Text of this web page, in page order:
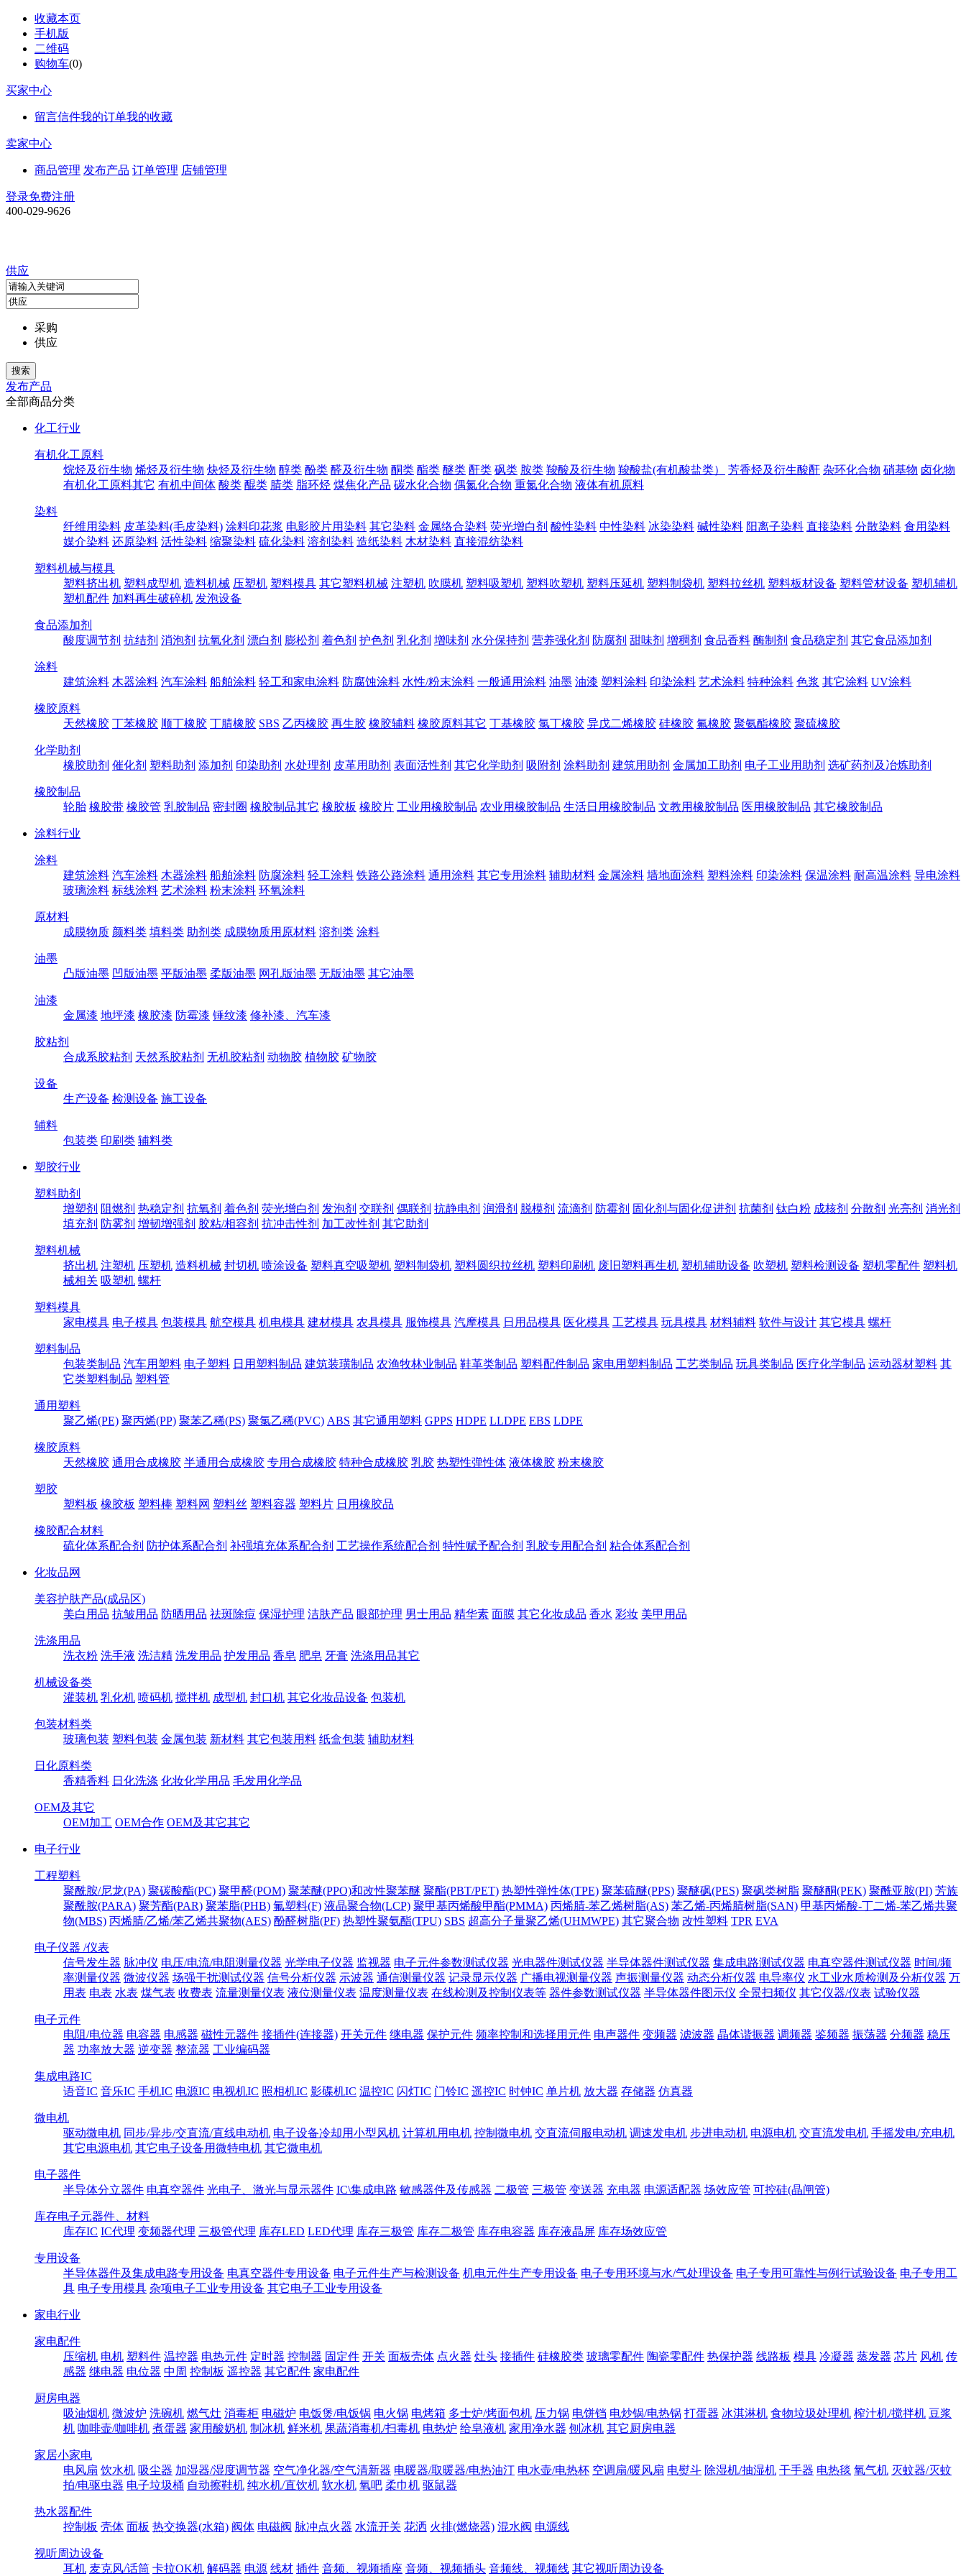
收藏本页
手机版
二维码
购物车(0)
买家中心
留言信件我的订单我的收藏
卖家中心
商品管理 发布产品 订单管理 店铺管理
登录免费注册
400-029-9626
供应
采购
供应
发布产品
全部商品分类
化工行业
有机化工原料
烷烃及衍生物 烯烃及衍生物 炔烃及衍生物 醇类 酚类 醛及衍生物 酮类 酯类 醚类 酐类 砜类 胺类 羧酸及衍生物 羧酸盐(有机酸盐类） 芳香烃及衍生酸酐 杂环化合物 硝基物 卤化物
有机化工原料其它 有机中间体 酸类 醌类 腈类 脂环烃 煤焦化产品 碳水化合物 偶氮化合物 重氮化合物 液体有机原料
染料
纤维用染料 皮革染料(毛皮染料) 涂料印花浆 电影胶片用染料 其它染料 金属络合染料 荧光增白剂 酸性染料 中性染料 冰染染料 碱性染料 阳离子染料 直接染料 分散染料 食用染料
媒介染料 还原染料 活性染料 缩聚染料 硫化染料 溶剂染料 造纸染料 木材染料 直接混纺染料
塑料机械与模具
塑料挤出机 塑料成型机 造料机械 压塑机 塑料模具 其它塑料机械 注塑机 吹膜机 塑料吸塑机 塑料吹塑机 塑料压延机 塑料制袋机 塑料拉丝机 塑料板材设备 塑料管材设备 塑机辅机
塑机配件 加料再生破碎机 发泡设备
食品添加剂
酸度调节剂 抗结剂 消泡剂 抗氧化剂 漂白剂 膨松剂 着色剂 护色剂 乳化剂 增味剂 水分保持剂 营养强化剂 防腐剂 甜味剂 增稠剂 食品香料 酶制剂 食品稳定剂 其它食品添加剂
涂料
建筑涂料 木器涂料 汽车涂料 船舶涂料 轻工和家电涂料 防腐蚀涂料 水性/粉末涂料 一般通用涂料 油墨 油漆 塑料涂料 印染涂料 艺术涂料 特种涂料 色浆 其它涂料 UV涂料
橡胶原料
天然橡胶 丁苯橡胶 顺丁橡胶 丁腈橡胶 SBS 乙丙橡胶 再生胶 橡胶辅料 橡胶原料其它 丁基橡胶 氯丁橡胶 异戊二烯橡胶 硅橡胶 氟橡胶 聚氨酯橡胶 聚硫橡胶
化学助剂
橡胶助剂 催化剂 塑料助剂 添加剂 印染助剂 水处理剂 皮革用助剂 表面活性剂 其它化学助剂 吸附剂 涂料助剂 建筑用助剂 金属加工助剂 电子工业用助剂 选矿药剂及冶炼助剂
橡胶制品
轮胎 橡胶带 橡胶管 乳胶制品 密封圈 橡胶制品其它 橡胶板 橡胶片 工业用橡胶制品 农业用橡胶制品 生活日用橡胶制品 文教用橡胶制品 医用橡胶制品 其它橡胶制品
涂料行业
涂料
建筑涂料 汽车涂料 木器涂料 船舶涂料 防腐涂料 轻工涂料 铁路公路涂料 通用涂料 其它专用涂料 辅助材料 金属涂料 墙地面涂料 塑料涂料 印染涂料 保温涂料 耐高温涂料 导电涂料
玻璃涂料 标线涂料 艺术涂料 粉末涂料 环氧涂料
原材料
成膜物质 颜料类 填料类 助剂类 成膜物质用原材料 溶剂类 涂料
油墨
凸版油墨 凹版油墨 平版油墨 柔版油墨 网孔版油墨 无版油墨 其它油墨
油漆
金属漆 地坪漆 橡胶漆 防霉漆 锤纹漆 修补漆、汽车漆
胶粘剂
合成系胶粘剂 天然系胶粘剂 无机胶粘剂 动物胶 植物胶 矿物胶
设备
生产设备 检测设备 施工设备
辅料
包装类 印刷类 辅料类
塑胶行业
塑料助剂
增塑剂 阻燃剂 热稳定剂 抗氧剂 着色剂 荧光增白剂 发泡剂 交联剂 偶联剂 抗静电剂 润滑剂 脱模剂 流滴剂 防霉剂 固化剂与固化促进剂 抗菌剂 钛白粉 成核剂 分散剂 光亮剂 消光剂
填充剂 防雾剂 增韧增强剂 胶粘/相容剂 抗冲击性剂 加工改性剂 其它助剂
塑料机械
挤出机 注塑机 压塑机 造料机械 封切机 喷涂设备 塑料真空吸塑机 塑料制袋机 塑料圆织拉丝机 塑料印刷机 废旧塑料再生机 塑机辅助设备 吹塑机 塑料检测设备 塑机零配件 塑料机
械相关 吸塑机 螺杆
塑料模具
家电模具 电子模具 包装模具 航空模具 机电模具 建材模具 农具模具 服饰模具 汽摩模具 日用品模具 医化模具 工艺模具 玩具模具 材料辅料 软件与设计 其它模具 螺杆
塑料制品
包装类制品 汽车用塑料 电子塑料 日用塑料制品 建筑装璜制品 农渔牧林业制品 鞋革类制品 塑料配件制品 家电用塑料制品 工艺类制品 玩具类制品 医疗化学制品 运动器材塑料 其
它类塑料制品 塑料管
通用塑料
聚乙烯(PE) 聚丙烯(PP) 聚苯乙稀(PS) 聚氯乙稀(PVC) ABS 其它通用塑料 GPPS HDPE LLDPE EBS LDPE
橡胶原料
天然橡胶 通用合成橡胶 半通用合成橡胶 专用合成橡胶 特种合成橡胶 乳胶 热塑性弹性体 液体橡胶 粉末橡胶
塑胶
塑料板 橡胶板 塑料棒 塑料网 塑料丝 塑料容器 塑料片 日用橡胶品
橡胶配合材料
硫化体系配合剂 防护体系配合剂 补强填充体系配合剂 工艺操作系统配合剂 特性赋予配合剂 乳胶专用配合剂 粘合体系配合剂
化妆品网
美容护肤产品(成品区)
美白用品 抗皱用品 防晒用品 祛斑除痘 保湿护理 洁肤产品 眼部护理 男士用品 精华素 面膜 其它化妆成品 香水 彩妆 美甲用品
洗涤用品
洗衣粉 洗手液 洗洁精 洗发用品 护发用品 香皂 肥皂 牙膏 洗涤用品其它
机械设备类
灌装机 乳化机 喷码机 搅拌机 成型机 封口机 其它化妆品设备 包装机
包装材料类
玻璃包装 塑料包装 金属包装 新材料 其它包装用料 纸盒包装 辅助材料
日化原料类
香精香料 日化洗涤 化妆化学用品 毛发用化学品
OEM及其它
OEM加工 OEM合作 OEM及其它其它
电子行业
工程塑料
聚酰胺/尼龙(PA) 聚碳酸酯(PC) 聚甲醛(POM) 聚苯醚(PPO)和改性聚苯醚 聚酯(PBT/PET) 热塑性弹性体(TPE) 聚苯硫醚(PPS) 聚醚砜(PES) 聚砜类树脂 聚醚酮(PEK) 聚酰亚胺(PI) 芳族
聚酰胺(PARA) 聚芳酯(PAR) 聚苯脂(PHB) 氟塑料(F) 液晶聚合物(LCP) 聚甲基丙烯酸甲酯(PMMA) 丙烯腈-苯乙烯树脂(AS) 苯乙烯-丙烯腈树脂(SAN) 甲基丙烯酸-丁二烯-苯乙烯共聚
物(MBS) 丙烯腈/乙烯/苯乙烯共聚物(AES) 酚醛树脂(PF) 热塑性聚氨酯(TPU) SBS 超高分子量聚乙烯(UHMWPE) 其它聚合物 改性塑料 TPR EVA
电子仪器 /仪表
信号发生器 脉冲仪 电压/电流/电阻测量仪器 光学电子仪器 监视器 电子元件参数测试仪器 光电器件测试仪器 半导体器件测试仪器 集成电路测试仪器 电真空器件测试仪器 时间/频
率测量仪器 微波仪器 场强干扰测试仪器 信号分析仪器 示波器 通信测量仪器 记录显示仪器 广播电视测量仪器 声振测量仪器 动态分析仪器 电导率仪 水工业水质检测及分析仪器 万
用表 电表 水表 煤气表 收费表 流量测量仪表 液位测量仪表 温度测量仪表 在线检测及控制仪表等 器件参数测试仪器 半导体器件图示仪 全景扫频仪 其它仪器/仪表 试验仪器
电子元件
电阻/电位器 电容器 电感器 磁性元器件 接插件(连接器) 开关元件 继电器 保护元件 频率控制和选择用元件 电声器件 变频器 滤波器 晶体谐振器 调频器 鉴频器 振荡器 分频器 稳压
器 功率放大器 逆变器 整流器 工业编码器
集成电路IC
语音IC 音乐IC 手机IC 电源IC 电视机IC 照相机IC 影碟机IC 温控IC 闪灯IC 门铃IC 遥控IC 时钟IC 单片机 放大器 存储器 仿真器
微电机
驱动微电机 同步/异步/交直流/直线电动机 电子设备冷却用小型风机 计算机用电机 控制微电机 交直流伺服电动机 调速发电机 步进电动机 电源电机 交直流发电机 手摇发电/充电机
其它电源电机 其它电子设备用微特电机 其它微电机
电子器件
半导体分立器件 电真空器件 光电子、激光与显示器件 IC\集成电路 敏感器件及传感器 二极管 三极管 变送器 充电器 电源适配器 场效应管 可控硅(晶闸管)
库存电子元器件、材料
库存IC IC代理 变频器代理 三极管代理 库存LED LED代理 库存三极管 库存二极管 库存电容器 库存液晶屏 库存场效应管
专用设备
半导体器件及集成电路专用设备 电真空器件专用设备 电子元件生产与检测设备 机电元件生产专用设备 电子专用环境与水/气处理设备 电子专用可靠性与例行试验设备 电子专用工
具 电子专用模具 杂项电子工业专用设备 其它电子工业专用设备
家电行业
家电配件
压缩机 电机 塑料件 温控器 电热元件 定时器 控制器 固定件 开关 面板壳体 点火器 灶头 接插件 硅橡胶类 玻璃零配件 陶瓷零配件 热保护器 线路板 模具 冷凝器 蒸发器 芯片 风机 传
感器 继电器 电位器 中周 控制板 遥控器 其它配件 家电配件
厨房电器
吸油烟机 微波炉 洗碗机 燃气灶 消毒柜 电磁炉 电饭煲/电饭锅 电火锅 电烤箱 多士炉/烤面包机 压力锅 电饼铛 电炒锅/电热锅 打蛋器 冰淇淋机 食物垃圾处理机 榨汁机/搅拌机 豆浆
机 咖啡壶/咖啡机 煮蛋器 家用酸奶机 制冰机 鲜米机 果蔬消毒机/扫毒机 电热炉 给皂液机 家用净水器 刨冰机 其它厨房电器
家居小家电
电风扇 饮水机 吸尘器 加湿器/湿度调节器 空气净化器/空气清新器 电暖器/取暖器/电热油汀 电水壶/电热杯 空调扇/暖风扇 电熨斗 除湿机/抽湿机 干手器 电热毯 氧气机 灭蚊器/灭蚊
拍/电驱虫器 电子垃圾桶 自动擦鞋机 纯水机/直饮机 软水机 氧吧 柔巾机 驱鼠器
热水器配件
控制板 壳体 面板 热交换器(水箱) 阀体 电磁阀 脉冲点火器 水流开关 花洒 火排(燃烧器) 混水阀 电源线
视听周边设备
耳机 麦克风/话筒 卡拉OK机 解码器 电源 线材 插件 音频、视频插座 音频、视频插头 音频线、视频线 其它视听周边设备